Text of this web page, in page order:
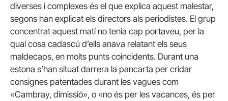
diverses i complexes és el que explica aquest malestar,
segons han explicat els directors als periodistes. El grup
concentrat aquest matí no tenia cap portaveu, per la
qual cosa cadascú d’ells anava relatant els seus
maldecaps, en molts punts coincidents. Durant una
estona s’han situat darrera la pancarta per cridar
consignes patentades durant les vagues com
«Cambray, dimissió», o «no és per les vacances, és per